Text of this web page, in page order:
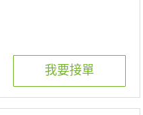
我要接單